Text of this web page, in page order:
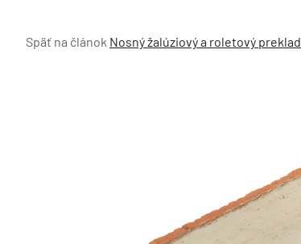
Späť na článok Nosný žalúziový a roletový preklad